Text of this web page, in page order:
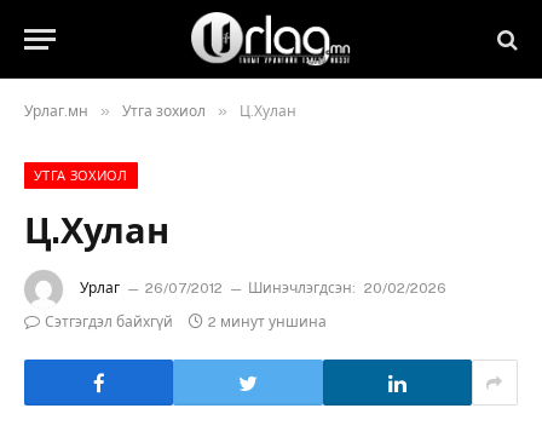
Урлаг.мн » Утга зохиол » Ц.Хулан
УТГА ЗОХИОЛ
Ц.Хулан
Урлаг 26/07/2012 Шинэчлэгдсэн: 20/02/2026
Сэтгэгдэл байхгүй
2 минут уншина